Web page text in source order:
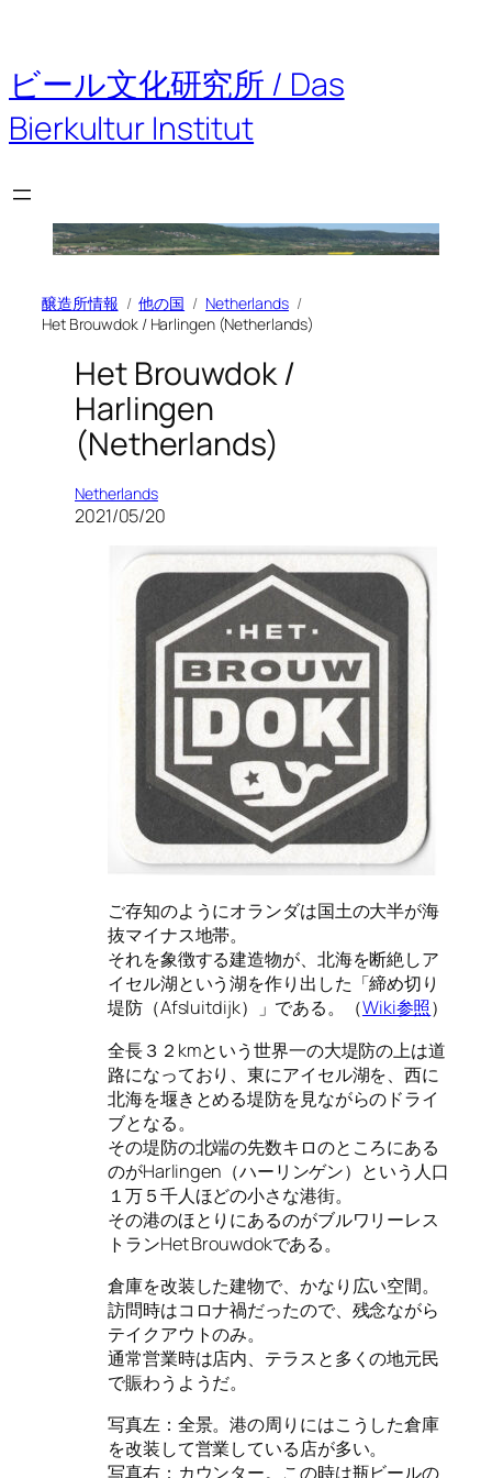
を
ス
キ
ッ
ビール文化研究所 / Das
Bierkultur Institut
醸造所情報 他の国
Netherlands
Het Brouwdok / Harlingen (Netherlands)
Het Brouwdok /
Harlingen
(Netherlands)
Netherlands
2021/05/20
ご存知のようにオランダは国土の大半が海
抜マイナス地帯。
それを象徴する建造物が、北海を断絶しア
イセル湖という湖を作り出した「締め切り
堤防（Afsluitdijk）」である。（Wiki参照）
全長３２kmという世界一の大堤防の上は道
路になっており、東にアイセル湖を、西に
北海を堰きとめる堤防を見ながらのドライ
ブとなる。
その堤防の北端の先数キロのところにある
のがHarlingen（ハーリンゲン）という人口
１万５千人ほどの小さな港街。
その港のほとりにあるのがブルワリーレス
トランHet Brouwdokである。
倉庫を改装した建物で、かなり広い空間。
訪問時はコロナ禍だったので、残念ながら
テイクアウトのみ。
通常営業時は店内、テラスと多くの地元民
で賑わうようだ。
写真左：全景。港の周りにはこうした倉庫
を改装して営業している店が多い。
写真右：カウンター。この時は瓶ビールの